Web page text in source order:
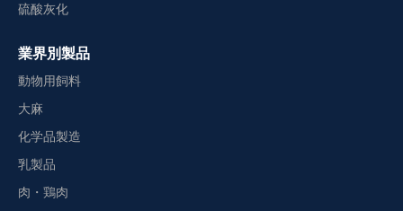
硫酸灰化
業界別製品
動物用飼料
大麻
化学品製造
乳製品
肉・鶏肉